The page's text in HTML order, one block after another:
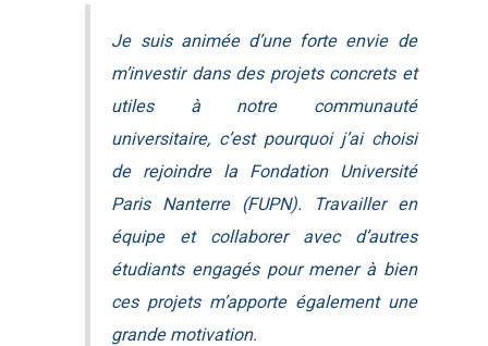
Je suis animée d’une forte envie de
m’investir dans des projets concrets et
utiles à notre communauté
universitaire, c’est pourquoi j’ai choisi
de rejoindre la Fondation Université
Paris Nanterre (FUPN). Travailler en
équipe et collaborer avec d’autres
étudiants engagés pour mener à bien
ces projets m’apporte également une
grande motivation.